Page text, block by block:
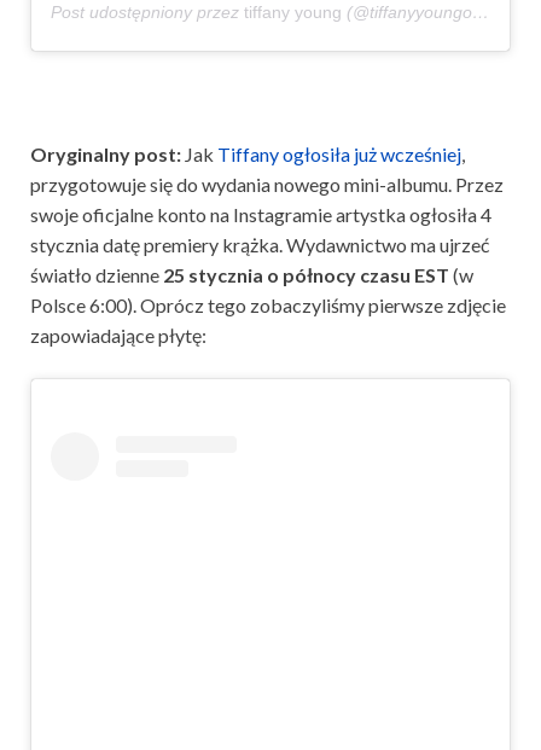
Post udostępniony przez tiffany young (@tiffanyyoungofficial)
Oryginalny post: Jak Tiffany ogłosiła już wcześniej
przygotowuje się do wydania nowego mini-albumu. Przez
swoje oficjalne konto na Instagramie artystka ogłosiła 4
stycznia datę premiery krążka. Wydawnictwo ma ujrzeć
światło dzienne 25 stycznia o północy czasu EST (w
Polsce 6:00). Oprócz tego zobaczyliśmy pierwsze zdjęcie
zapowiadające płytę: